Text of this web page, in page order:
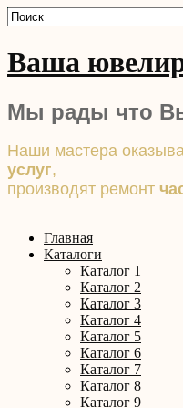
Ваша
Мы рады что
Наши мастера
услуг,
производят ремонт
Главная
Каталоги
Каталог 1
Каталог 2
Каталог 3
Каталог 4
Каталог 5
Каталог 6
Каталог 7
Каталог 8
Каталог 9